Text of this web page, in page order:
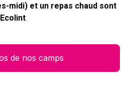
midi) et un repas chaud sont
de nos camps